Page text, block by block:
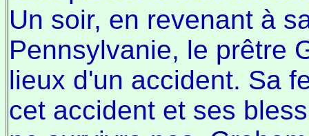
Un soir, en revenant à
Pennsylvanie, le prêtre
lieux d'un accident. Sa
cet accident et ses